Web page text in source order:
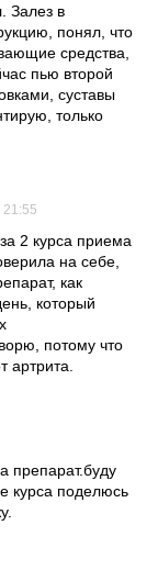
Залез в
понял, что
средства,
пью второй
суставы
только
21:55
2 курса приема
на себе,
как
который
потому что
артрита.
препарат.буду
курса поделюсь